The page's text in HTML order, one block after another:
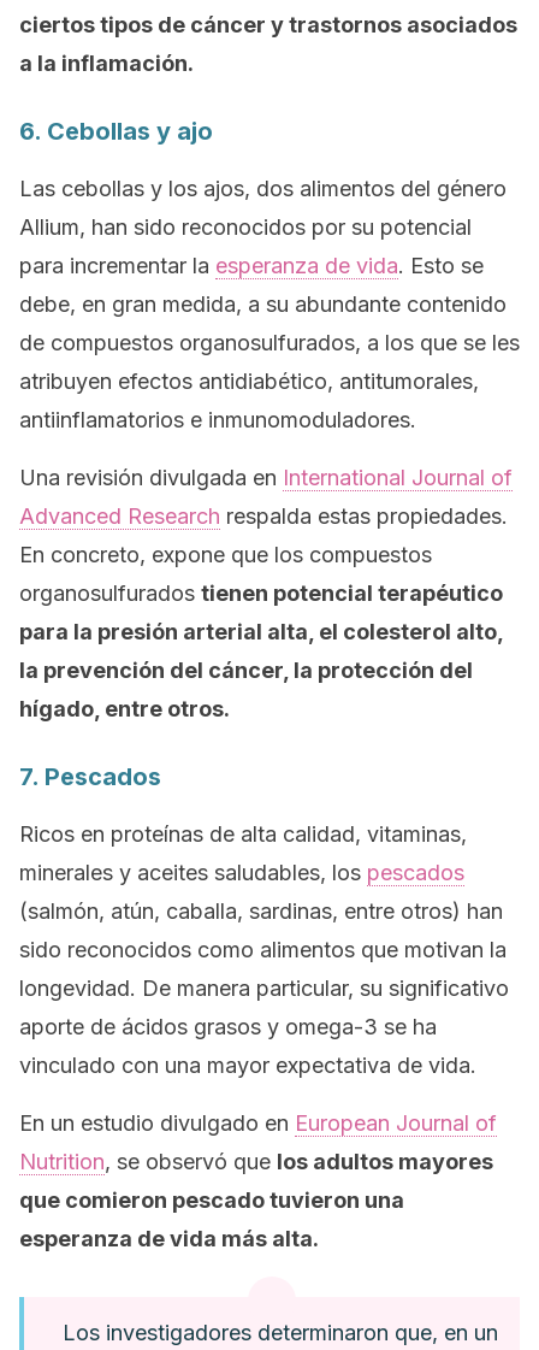
ciertos tipos de cáncer y trastornos asociados
a la inflamación.
6. Cebollas y ajo
Las cebollas y los ajos, dos alimentos del género
Allium, han sido reconocidos por su potencial
para incrementar la esperanza de vida. Esto se
debe, en gran medida, a su abundante contenido
de compuestos organosulfurados, a los que se les
atribuyen efectos antidiabético, antitumorales,
antiinflamatorios e inmunomoduladores.
Una revisión divulgada en International Journal of
Advanced Research respalda estas propiedades.
En concreto, expone que los compuestos
organosulfurados tienen potencial terapéutico
para la presión arterial alta, el colesterol alto,
la prevención del cáncer, la protección del
hígado, entre otros.
7. Pescados
Ricos en proteínas de alta calidad, vitaminas,
minerales y aceites saludables, los pescados
(salmón, atún, caballa, sardinas, entre otros) han
sido reconocidos como alimentos que motivan la
longevidad. De manera particular, su significativo
aporte de ácidos grasos y omega-3 se ha
vinculado con una mayor expectativa de vida.
En un estudio divulgado en European Journal of
Nutrition, se observó que los adultos mayores
que comieron pescado tuvieron una
esperanza de vida más alta.
Los investigadores determinaron que, en un